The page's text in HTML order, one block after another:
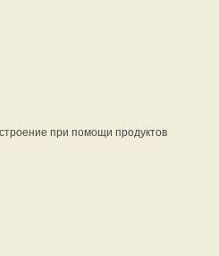
при помощи продуктов